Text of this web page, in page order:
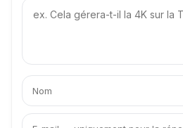
question
Votre
nom
Votre
mail